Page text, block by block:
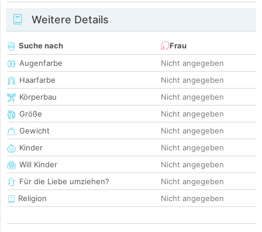
Weitere Details
Suche nach
Frau
Augenfarbe
Nicht angegeben
Haarfarbe
Nicht angegeben
Körperbau
Nicht angegeben
Größe
Nicht angegeben
Gewicht
Nicht angegeben
Kinder
Nicht angegeben
Will Kinder
Nicht angegeben
Für die Liebe umziehen?
Nicht angegeben
Religion
Nicht angegeben